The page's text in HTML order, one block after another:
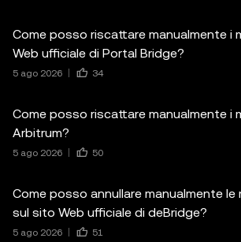
Come posso riscattare manualmente i
Web ufficiale di Portal Bridge?
5 ago 2026 34
Come posso riscattare manualmente i
Arbitrum?
5 ago 2026 50
Come posso annullare manualmente le
sul sito Web ufficiale di deBridge?
5 ago 2026 51